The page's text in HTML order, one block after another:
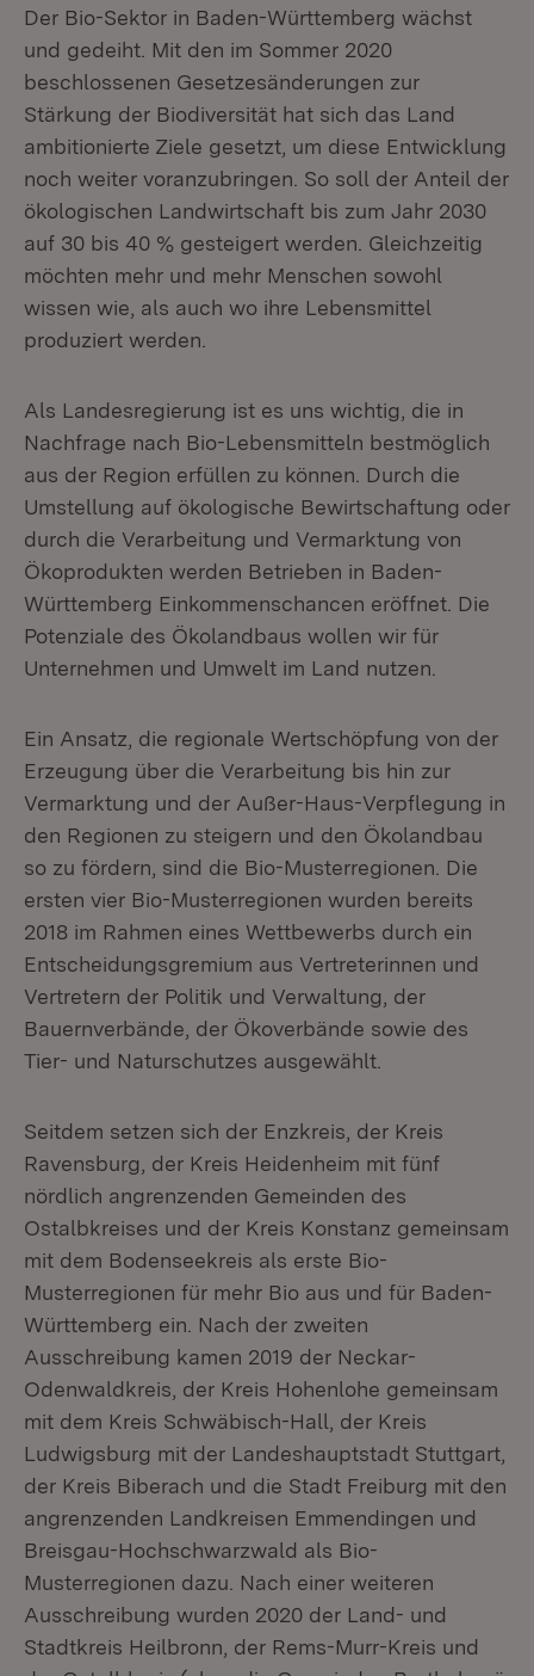
Der Bio-Sektor in Baden-Württemberg wächst
und gedeiht. Mit den im Sommer 2020
beschlossenen Gesetzesänderungen zur
Stärkung der Biodiversität hat sich das Land
ambitionierte Ziele gesetzt, um diese Entwicklung
noch weiter voranzubringen. So soll der Anteil der
ökologischen Landwirtschaft bis zum Jahr 2030
auf 30 bis 40 % gesteigert werden. Gleichzeitig
möchten mehr und mehr Menschen sowohl
wissen wie, als auch wo ihre Lebensmittel
produziert werden.
Als Landesregierung ist es uns wichtig, die in
Nachfrage nach Bio-Lebensmitteln bestmöglich
aus der Region erfüllen zu können. Durch die
Umstellung auf ökologische Bewirtschaftung oder
durch die Verarbeitung und Vermarktung von
Ökoprodukten werden Betrieben in Baden-
Württemberg Einkommenschancen eröffnet. Die
Potenziale des Ökolandbaus wollen wir für
Unternehmen und Umwelt im Land nutzen.
Ein Ansatz, die regionale Wertschöpfung von der
Erzeugung über die Verarbeitung bis hin zur
Vermarktung und der Außer-Haus-Verpflegung in
den Regionen zu steigern und den Ökolandbau
so zu fördern, sind die Bio-Musterregionen. Die
ersten vier Bio-Musterregionen wurden bereits
2018 im Rahmen eines Wettbewerbs durch ein
Entscheidungsgremium aus Vertreterinnen und
Vertretern der Politik und Verwaltung, der
Bauernverbände, der Ökoverbände sowie des
Tier- und Naturschutzes ausgewählt.
Seitdem setzen sich der Enzkreis, der Kreis
Ravensburg, der Kreis Heidenheim mit fünf
nördlich angrenzenden Gemeinden des
Ostalbkreises und der Kreis Konstanz gemeinsam
mit dem Bodenseekreis als erste Bio-
Musterregionen für mehr Bio aus und für Baden-
Württemberg ein. Nach der zweiten
Ausschreibung kamen 2019 der Neckar-
Odenwaldkreis, der Kreis Hohenlohe gemeinsam
mit dem Kreis Schwäbisch-Hall, der Kreis
Ludwigsburg mit der Landeshauptstadt Stuttgart,
der Kreis Biberach und die Stadt Freiburg mit den
angrenzenden Landkreisen Emmendingen und
Breisgau-Hochschwarzwald als Bio-
Musterregionen dazu. Nach einer weiteren
Ausschreibung wurden 2020 der Land- und
Stadtkreis Heilbronn, der Rems-Murr-Kreis und